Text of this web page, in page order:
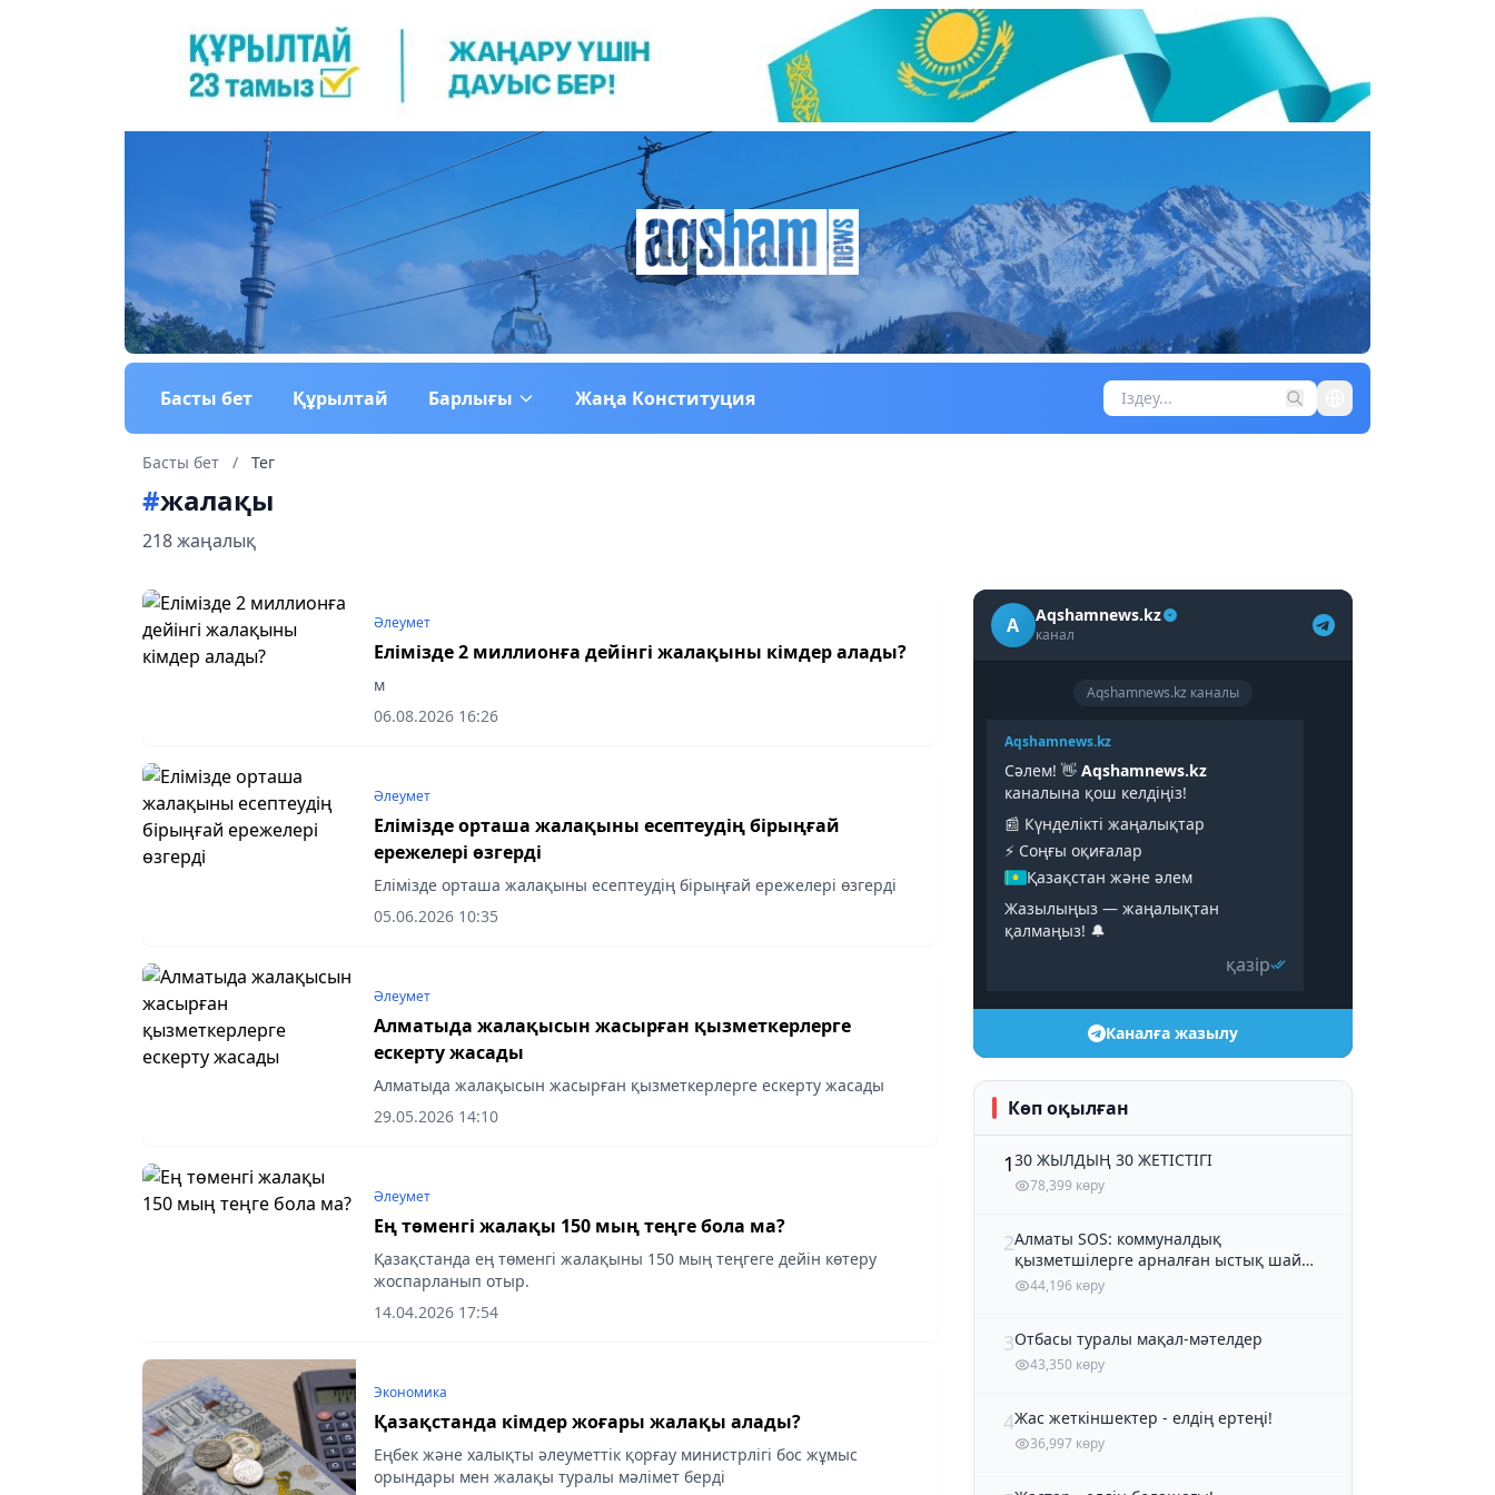
Басты бет Құрылтай Барлығы Жаңа Конституция
Басты бет / Тег
#жалақы
218 жаңалық
Әлеумет
Елімізде 2 миллионға дейінгі жалақыны кімдер алады?
м
06.08.2026 16:26
Әлеумет
Елімізде орташа жалақыны есептеудің бірыңғай
ережелері өзгерді
Елімізде орташа жалақыны есептеудің бірыңғай ережелері өзгерді
05.06.2026 10:35
Әлеумет
Алматыда жалақысын жасырған қызметкерлерге
ескерту жасады
Алматыда жалақысын жасырған қызметкерлерге ескерту жасады
29.05.2026 14:10
Әлеумет
Ең төменгі жалақы 150 мың теңге бола ма?
Қазақстанда ең төменгі жалақыны 150 мың теңгеге дейін көтеру
жоспарланып отыр.
14.04.2026 17:54
Экономика
Қазақстанда кімдер жоғары жалақы алады?
Еңбек және халықты әлеуметтік қорғау министрлігі бос жұмыс
орындары мен жалақы туралы мәлімет берді
A Aqshamnews.kz
канал
Aqshamnews.kz каналы
Aqshamnews.kz
Сәлем! 👋 Aqshamnews.kz
каналына қош келдіңіз!
📰 Күнделікті жаңалықтар
⚡️ Соңғы оқиғалар
Қазақстан және әлем
Жазылыңыз — жаңалықтан
қалмаңыз! 🔔
қазір
Каналға жазылу
Көп оқылған
130 ЖЫЛДЫҢ 30 ЖЕТІСТІГІ
78,399 көру
2Алматы SOS: коммуналдық
қызметшілерге арналған ыстық шай
және кондитер өнімдері
44,196 көру
3Отбасы туралы мақал-мәтелдер
43,350 көру
4Жас жеткіншектер - елдің ертеңі!
36,997 көру